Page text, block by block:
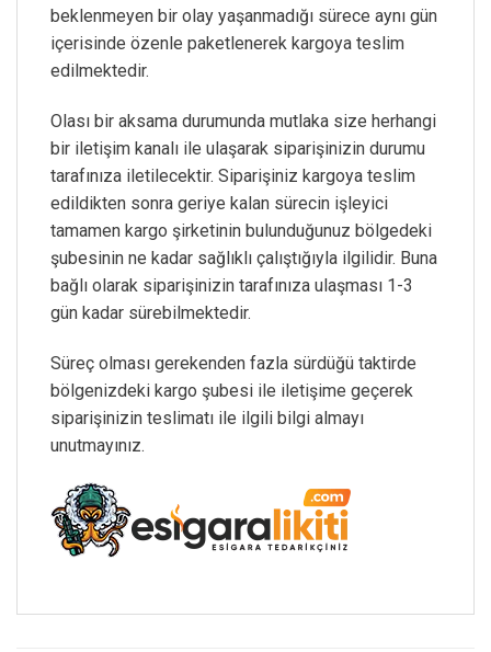
beklenmeyen bir olay yaşanmadığı sürece aynı gün
içerisinde özenle paketlenerek kargoya teslim
edilmektedir.
Olası bir aksama durumunda mutlaka size herhangi
bir iletişim kanalı ile ulaşarak siparişinizin durumu
tarafınıza iletilecektir. Siparişiniz kargoya teslim
edildikten sonra geriye kalan sürecin işleyici
tamamen kargo şirketinin bulunduğunuz bölgedeki
şubesinin ne kadar sağlıklı çalıştığıyla ilgilidir. Buna
bağlı olarak siparişinizin tarafınıza ulaşması 1-3
gün kadar sürebilmektedir.
Süreç olması gerekenden fazla sürdüğü taktirde
bölgenizdeki kargo şubesi ile iletişime geçerek
siparişinizin teslimatı ile ilgili bilgi almayı
unutmayınız.